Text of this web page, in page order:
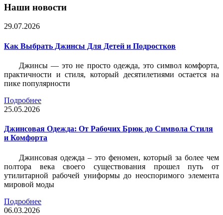
Наши новости
29.07.2026
Как Выбрать Джинсы Для Детей и Подростков
Джинсы — это не просто одежда, это символ комфорта,
практичности и стиля, который десятилетиями остается на
пике популярности
Подробнее
25.05.2026
Джинсовая Одежда: От Рабочих Брюк до Символа Стиля
и Комфорта
Джинсовая одежда – это феномен, который за более чем
полтора века своего существования прошел путь от
утилитарной рабочей униформы до неоспоримого элемента
мировой моды
Подробнее
06.03.2026